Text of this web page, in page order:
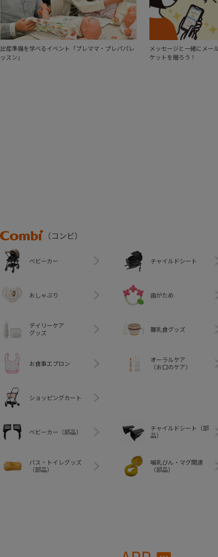
出産準備を学べるイベント「プレママ・プレパパレ
ッスン」
メッセージと一緒にメー
ケットを贈ろう！
Combi
（コンビ）
ベビーカー チャイルドシート
おしゃぶり 歯がため
デイリーケア
グッズ
離乳食グッズ
お食事エプロン
オーラルケア
（お口のケア）
ショッピングカート
ベビーカー（部品）
チャイルドシート（部
品）
バス・トイレグッズ
（部品）
哺乳びん・マグ関連
（部品）